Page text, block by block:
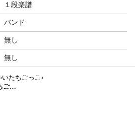
１段楽譜
バンド
無し
無し
›いたちごっこ ›
チャットモンチー - いたちごっこ by Daichi Drums